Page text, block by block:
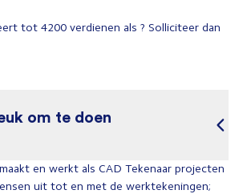
tot 4200 verdienen als ? Solliciteer dan
om te doen
en werkt als CAD Tekenaar projecten
uit tot en met de werktekeningen;